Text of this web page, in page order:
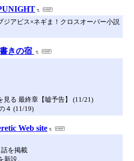
アビス×ネギま！クロスオーバー小説
きの宿
見る 最終章【嘘予告】 (11/21)
４ (11/19)
Web site
を掲載
設。